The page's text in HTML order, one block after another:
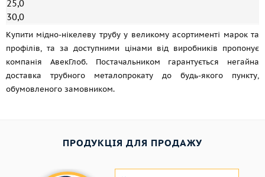
25,0
30,0
Купити мідно-нікелеву трубу у великому асортименті марок та
профілів, та за доступними цінами від виробників пропонує
компанія АвекГлоб. Постачальником гарантується негайна
доставка трубного металопрокату до будь-якого пункту,
обумовленого замовником.
ПРОДУКЦІЯ ДЛЯ ПРОДАЖУ